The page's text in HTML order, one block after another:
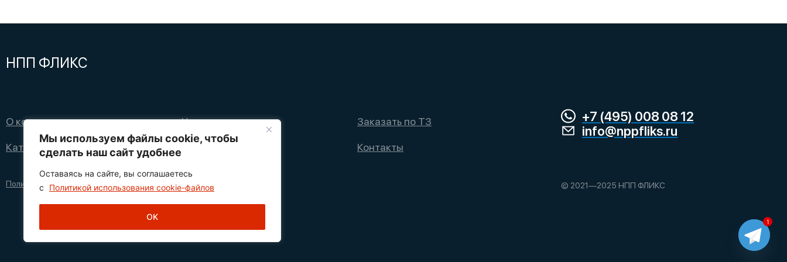
Мы используем файлы cookie, чтобы
сделать наш сайт удобнее
Оставаясь на сайте, вы соглашаетесь
с
Политикой использования cookie-файлов
OK
НПП ФЛИКС
О компании
Каталог
Услуги
Наши проекты
Заказать по ТЗ
Контакты
+7 (495) 008 08 12
info@nppfliks.ru
Политика конфиденциальности © 2021—2025 НПП ФЛИКС
1